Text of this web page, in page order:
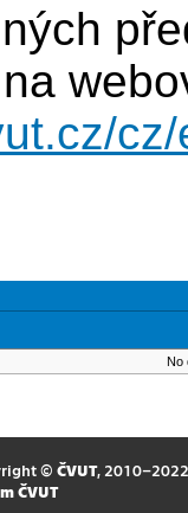
No
© ČVUT, 2010–2022
ČVUT